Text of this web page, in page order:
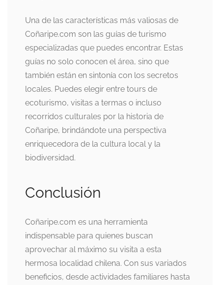
Una de las características más valiosas de
Coñaripe.com son las guías de turismo
especializadas que puedes encontrar. Estas
guías no solo conocen el área, sino que
también están en sintonía con los secretos
locales. Puedes elegir entre tours de
ecoturismo, visitas a termas o incluso
recorridos culturales por la historia de
Coñaripe, brindándote una perspectiva
enriquecedora de la cultura local y la
biodiversidad.
Conclusión
Coñaripe.com es una herramienta
indispensable para quienes buscan
aprovechar al máximo su visita a esta
hermosa localidad chilena. Con sus variados
beneficios, desde actividades familiares hasta